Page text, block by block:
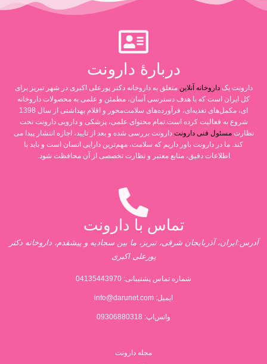
دربارۀ دارونت
دارونت یکداروخانه آنلاین متعلق به داروخانه دکتر پورعلی اکبری در شهر تبریز برای
کل ایران است که با هدف دسترسی آسان، مطمئن و علمی به محصولات داروخانه
ای، مکمل‌های تغذیه‌ای، فرآورده‌های سلامت‌محور و اقلام بهداشتی از سال 1398
شروع به فعالیت کرده است.تمام محتوای علمی، پزشکی و دارویی دارونت تحت
نظارتمسئول فنی دارونت دارونت بررسی شده و بعد از تایید، اجازه انتشار پیدا می
کند. ما در دارونت باور داریم که سلامت، مهم‌ترین دارایی انسان است و باید با
اطلاعات دقیق، منابع معتبر و نظارت تخصصی از آن محافظت شود.
تماس با دارونت
آدرس:ایران، آذربایجان شرقی، تبریز، ما بین سجادیه و پیشقدم، داروخانه دکتر
پورعلی اکبری
شماره تماس پشتیبانی: 04135443970
ایمیل: info@darunet.com
واتس‌اپ: 09306880318
مجله دارونت